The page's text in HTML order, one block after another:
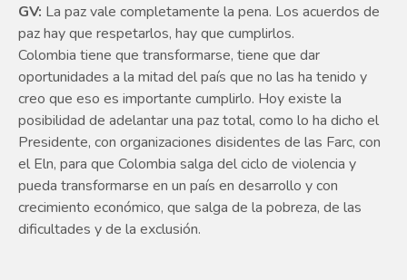
GV: La paz vale completamente la pena. Los acuerdos de
paz hay que respetarlos, hay que cumplirlos.
Colombia tiene que transformarse, tiene que dar
oportunidades a la mitad del país que no las ha tenido y
creo que eso es importante cumplirlo. Hoy existe la
posibilidad de adelantar una paz total, como lo ha dicho el
Presidente, con organizaciones disidentes de las Farc, con
el Eln, para que Colombia salga del ciclo de violencia y
pueda transformarse en un país en desarrollo y con
crecimiento económico, que salga de la pobreza, de las
dificultades y de la exclusión.